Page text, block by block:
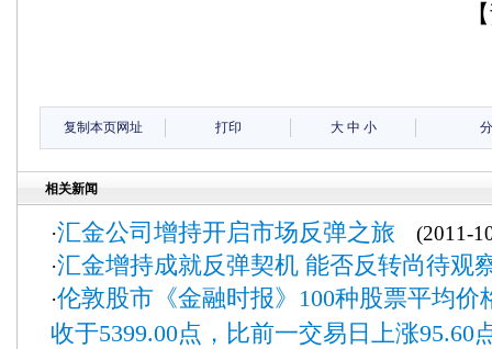
复制本页网址 打印 大 中 小
相关新闻
·汇金公司增持开启市场反弹之旅 (2011-
·汇金增持成就反弹契机 能否反转尚待观
·伦敦股市《金融时报》100种股票平均价
收于5399.00点，比前一交易日上涨95.60